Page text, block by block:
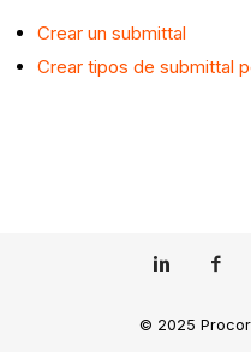
Crear un submittal
Crear tipos de submittal
© 2025